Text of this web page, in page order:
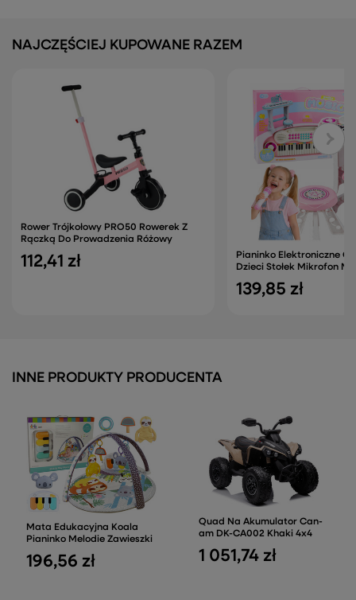
NAJCZĘŚCIEJ KUPOWANE RAZEM
Rower Trójkołowy PRO50 Rowerek Z
Rączką Do Prowadzenia Różowy
112,41 zł
Pianinko Elektroniczne
Dzieci Stołek Mikrofon
139,85 zł
INNE PRODUKTY PRODUCENTA
Mata Edukacyjna Koala
Pianinko Melodie Zawieszki
196,56 zł
Quad Na Akumulator Can-
am DK-CA002 Khaki 4x4
1 051,74 zł